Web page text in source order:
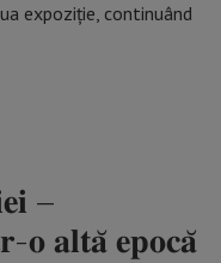
expoziție, continuând
–
𝐨 𝐚𝐥𝐭𝐚̆ 𝐞𝐩𝐨𝐜𝐚̆